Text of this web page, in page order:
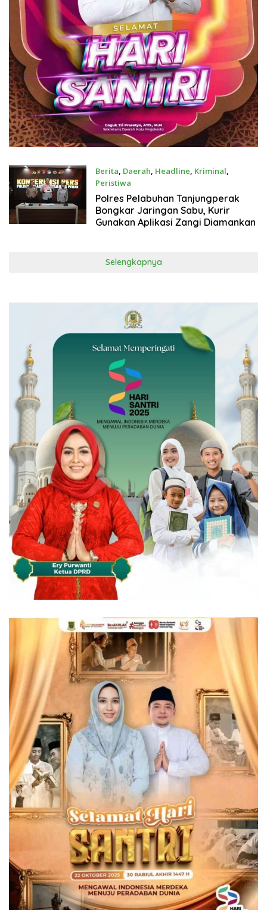
Berita, Daerah, Headline, Kriminal,
Peristiwa
Juli 16, 2026
Polres Pelabuhan Tanjungperak
Bongkar Jaringan Sabu, Kurir
Gunakan Aplikasi Zangi Diamankan
Selengkapnya